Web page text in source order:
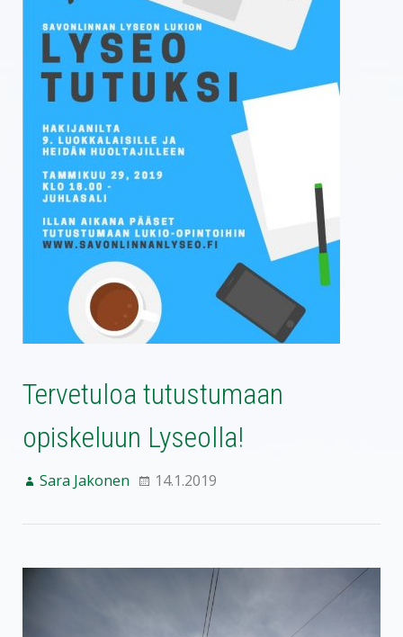
Tervetuloa tutustumaan
opiskeluun Lyseolla!
Sara Jakonen 14.1.2019